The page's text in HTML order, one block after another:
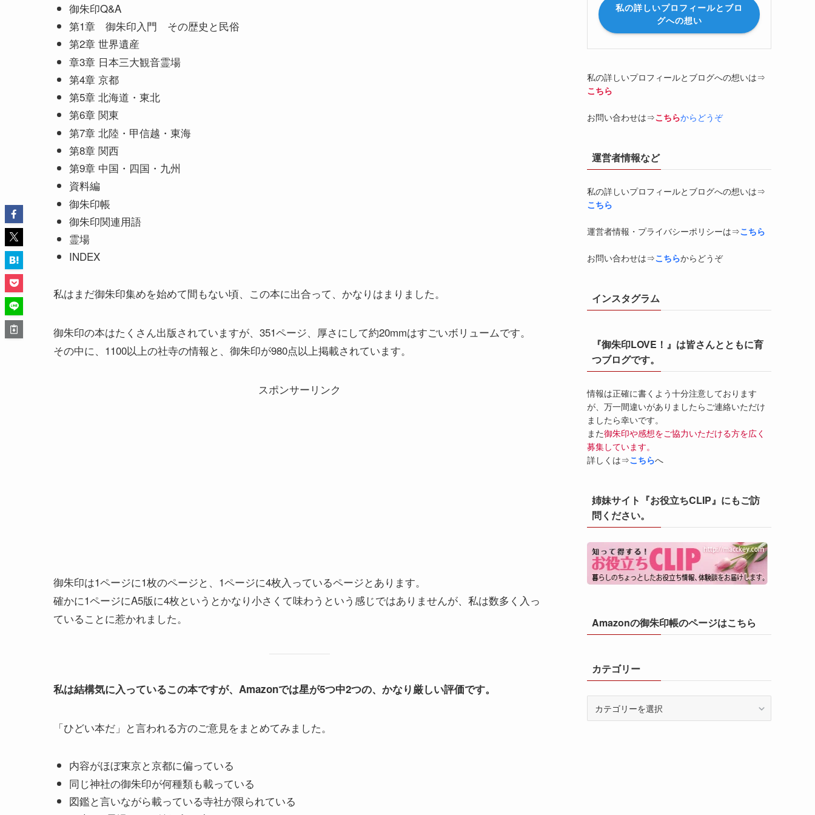
御朱印Q&A
第1章 御朱印入門 その歴史と民俗
第2章 世界遺産
章3章 日本三大観音霊場
第4章 京都
第5章 北海道・東北
第6章 関東
第7章 北陸・甲信越・東海
第8章 関西
第9章 中国・四国・九州
資料編
御朱印帳
御朱印関連用語
霊場
INDEX
私はまだ御朱印集めを始めて間もない頃、この本に出合って、かなりはまりました。
御朱印の本はたくさん出版されていますが、351ページ、厚さにして約20mmはすごいボリュームです。
その中に、1100以上の社寺の情報と、御朱印が980点以上掲載されています。
スポンサーリンク
御朱印は1ページに1枚のページと、1ページに4枚入っているページとあります。
確かに1ページにA5版に4枚というとかなり小さくて味わうという感じではありませんが、私は数多く入っ
ていることに惹かれました。
私は結構気に入っているこの本ですが、Amazonでは星が5つ中2つの、かなり厳しい評価です。
「ひどい本だ」と言われる方のご意見をまとめてみました。
内容がほぼ東京と京都に偏っている
同じ神社の御朱印が何種類も載っている
図鑑と言いながら載っている寺社が限られている
私の詳しいプロフィールとブロ
グへの想い
私の詳しいプロフィールとブログへの想いは⇒
こちら
お問い合わせは⇒こちらからどうぞ
運営者情報など
私の詳しいプロフィールとブログへの想いは⇒
こちら
運営者情報・プライバシーポリシーは⇒こちら
お問い合わせは⇒こちらからどうぞ
インスタグラム
『御朱印LOVE！』は皆さんとともに育
つブログです。
情報は正確に書くよう十分注意しております
が、万一間違いがありましたらご連絡いただけ
ましたら幸いです。
また御朱印や感想をご協力いただける方を広く
募集しています。
詳しくは⇒こちらへ
姉妹サイト『お役立ちCLIP』にもご訪
問ください。
Amazonの御朱印帳のページはこちら
カテゴリー